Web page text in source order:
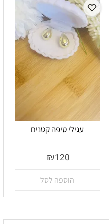
עגילי טיפה קטנים
₪120
הוספה לסל